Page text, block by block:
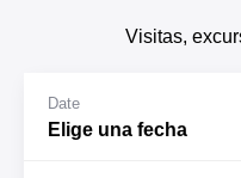
Visitas,
Date